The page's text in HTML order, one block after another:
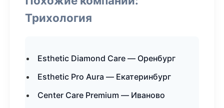
Трихология
Esthetic Diamond Care — Оренбург
Esthetic Pro Aura — Екатеринбург
Center Care Premium — Иваново